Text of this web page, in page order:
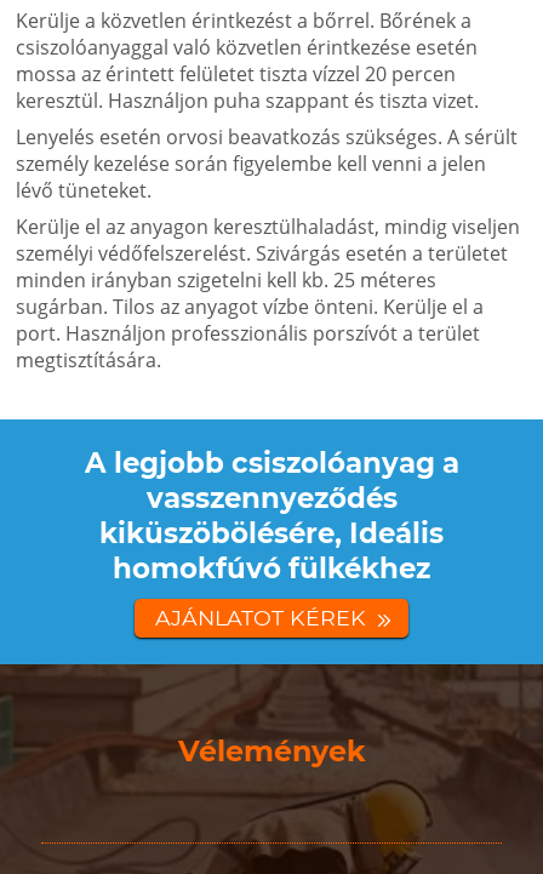
Kerülje a közvetlen érintkezést a bőrrel. Bőrének a
csiszolóanyaggal való közvetlen érintkezése esetén
mossa az érintett felületet tiszta vízzel 20 percen
keresztül. Használjon puha szappant és tiszta vizet.
Lenyelés esetén orvosi beavatkozás szükséges. A sérült
személy kezelése során figyelembe kell venni a jelen
lévő tüneteket.
Kerülje el az anyagon keresztülhaladást, mindig viseljen
személyi védőfelszerelést. Szivárgás esetén a területet
minden irányban szigetelni kell kb. 25 méteres
sugárban. Tilos az anyagot vízbe önteni. Kerülje el a
port. Használjon professzionális porszívót a terület
megtisztítására.
A legjobb csiszolóanyag a
vasszennyeződés
kiküszöbölésére, Ideális
homokfúvó fülkékhez
AJÁNLATOT KÉREK
Vélemények